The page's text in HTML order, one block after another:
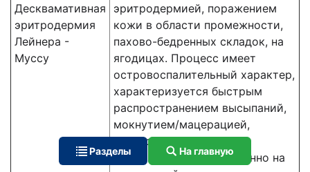
Десквамативная
эритродермия
Лейнера -
Муссу
эритродермией, поражением
кожи в области промежности,
пахово-бедренных складок, на
ягодицах. Процесс имеет
островоспалительный характер,
характеризуется быстрым
распространением высыпаний,
мокнутием/мацерацией,
образованием трещин,
массивных корок, особенно на
Разделы На главную